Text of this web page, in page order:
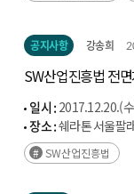
공지사항 강송희
SW산업진흥법 전
일시 : 2017.12.20.(
장소 :쉐라톤 서울팔
SW산업진흥법